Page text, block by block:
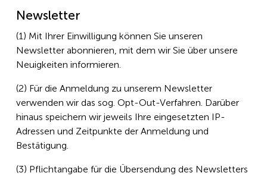
Newsletter
(1) Mit Ihrer Einwilligung können Sie unseren
Newsletter abonnieren, mit dem wir Sie über unsere
Neuigkeiten informieren.
(2) Für die Anmeldung zu unserem Newsletter
verwenden wir das sog. Opt-Out-Verfahren. Darüber
hinaus speichern wir jeweils Ihre eingesetzten IP-
Adressen und Zeitpunkte der Anmeldung und
Bestätigung.
(3) Pflichtangabe für die Übersendung des Newsletters